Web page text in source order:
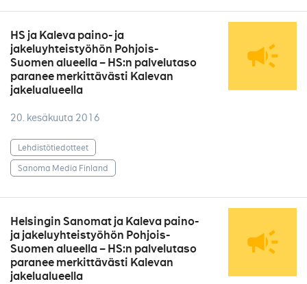
HS ja Kaleva paino- ja
jakeluyhteistyöhön Pohjois-
Suomen alueella – HS:n palvelutaso
paranee merkittävästi Kalevan
jakelualueella
20. kesäkuuta 2016
Lehdistötiedotteet
Sanoma Media Finland
Helsingin Sanomat ja Kaleva paino-
ja jakeluyhteistyöhön Pohjois-
Suomen alueella – HS:n palvelutaso
paranee merkittävästi Kalevan
jakelualueella